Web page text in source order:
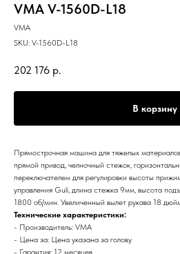
VMA V-1560D-L18
VMA
SKU: V-1560D-L18
202 176 р.
В корзину
Прямострочная машина для тяжелых
прямой привод, челночный стежок,
переключателем для регулировки высоты
управления Guli, длина стежка 9мм, высота
1800 об/мин. Увеличенный вылет рукава 18
Технические характеристики:
- Производитель: VMA
- Цена за: Цена указана за голову
- Гарантия: 12 месяцев